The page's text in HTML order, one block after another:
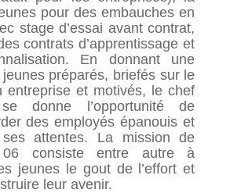
pour des embauches en
stage d’essai avant contrat,
contrats d’apprentissage et
En donnant une
préparés, briefés sur le
entreprise et motivés, le chef
se donne l’opportunité de
des employés épanouis et
attentes. La mission de
06 consiste entre autre à
jeunes le gout de l’effort et
leur avenir.